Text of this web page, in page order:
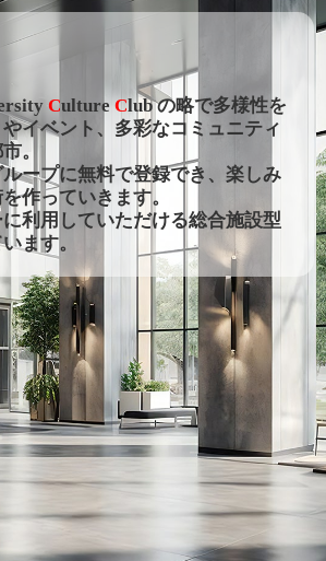
CultureClub の略で多様性を
イベント、多彩なコミュニティ
。
ープに無料で登録でき、楽しみ
作っていきます。
利用していただける総合施設型
ます。